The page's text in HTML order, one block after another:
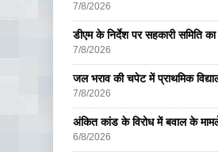
7/8/2026
डीएम के निर्देश पर सहकारी समिति
7/8/2026
जल भराव की चपेट में प्राथमिक
7/8/2026
अंकित कांड के विरोध में बवाल के
6/8/2026